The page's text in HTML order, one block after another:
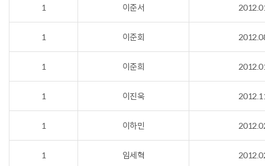
1 이준서
1 이준회
1 이준희
1 이진욱
1 이하민
1 임세혁